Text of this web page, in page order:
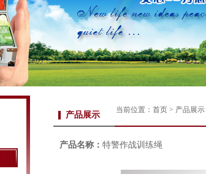
产品展示
当前位置： 首页 > 产品展示
产品名称： 特警作战训练绳